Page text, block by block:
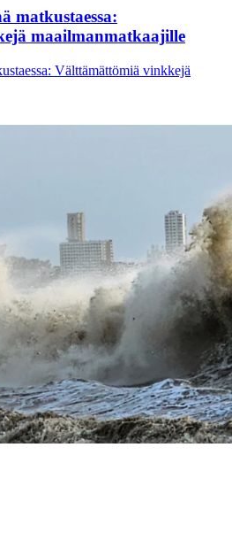
matkustaessa:
maailmanmatkaajille
Välttämättömiä vinkkejä